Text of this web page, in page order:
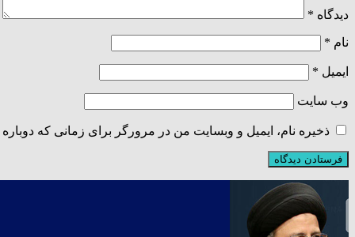
دیدگاه *
نام *
ایمیل *
وب‌ سایت
ذخیره نام، ایمیل و وبسایت من در مرورگر برای زمانی که